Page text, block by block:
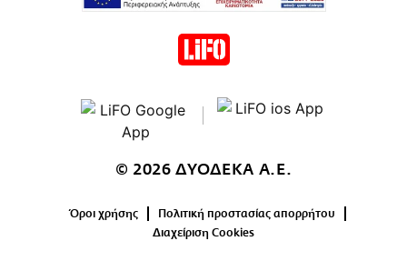
© 2026 ΔΥΟΔΕΚΑ Α.Ε.
Όροι χρήσης
Πολιτική προστασίας απορρήτου
Διαχείριση Cookies